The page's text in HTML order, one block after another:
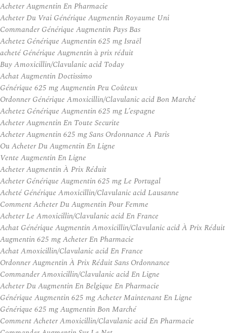
Acheter Augmentin En Pharmacie
Acheter Du Vrai Générique Augmentin Royaume Uni
Commander Générique Augmentin Pays Bas
Achetez Générique Augmentin 625 mg Israël
acheté Générique Augmentin à prix réduit
Buy Amoxicillin/Clavulanic acid Today
Achat Augmentin Doctissimo
Générique 625 mg Augmentin Peu Coûteux
Ordonner Générique Amoxicillin/Clavulanic acid Bon Marché
Achetez Générique Augmentin 625 mg L’espagne
Acheter Augmentin En Toute Securite
Acheter Augmentin 625 mg Sans Ordonnance A Paris
Ou Acheter Du Augmentin En Ligne
Vente Augmentin En Ligne
Acheter Augmentin À Prix Réduit
Acheter Générique Augmentin 625 mg Le Portugal
Acheté Générique Amoxicillin/Clavulanic acid Lausanne
Comment Acheter Du Augmentin Pour Femme
Acheter Le Amoxicillin/Clavulanic acid En France
Achat Générique Augmentin Amoxicillin/Clavulanic acid À Prix Réduit
Augmentin 625 mg Acheter En Pharmacie
Achat Amoxicillin/Clavulanic acid En France
Ordonner Augmentin À Prix Réduit Sans Ordonnance
Commander Amoxicillin/Clavulanic acid En Ligne
Acheter Du Augmentin En Belgique En Pharmacie
Générique Augmentin 625 mg Acheter Maintenant En Ligne
Générique 625 mg Augmentin Bon Marché
Comment Acheter Amoxicillin/Clavulanic acid En Pharmacie